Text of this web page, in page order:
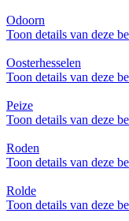
Odoorn
Toon details van deze
Oosterhesselen
Toon details van deze
Peize
Toon details van deze
Roden
Toon details van deze
Rolde
Toon details van deze